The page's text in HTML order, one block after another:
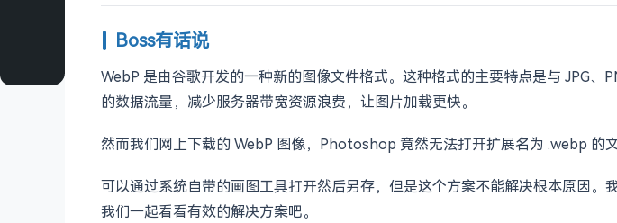
Boss有话说
WebP 是由谷歌开发的一种新的图像文件格式。这种格式的主要特点是与 JPG
的数据流量，减少服务器带宽资源浪费，让图片加载更快。
然而我们网上下载的 WebP 图像，Photoshop 竟然无法打开扩展名为 .webp 的
可以通过系统自带的画图工具打开然后另存，但是这个方案不能解决根本原因
我们一起看看有效的解决方案吧。